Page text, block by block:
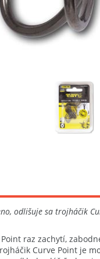
odlišuje sa trojháčik
raz zachytí,
Curve Point je